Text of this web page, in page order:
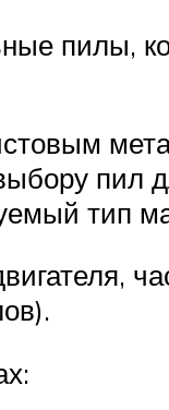
пилы,
пил
тип